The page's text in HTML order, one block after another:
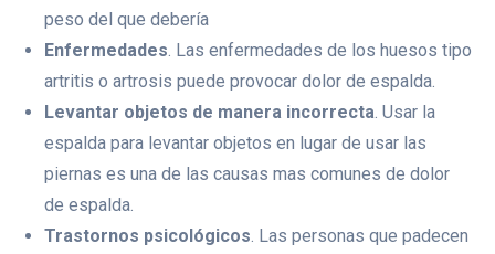
peso del que debería
Enfermedades. Las enfermedades de los huesos tipo
artritis o artrosis puede provocar dolor de espalda.
Levantar objetos de manera incorrecta. Usar la
espalda para levantar objetos en lugar de usar las
piernas es una de las causas mas comunes de dolor
de espalda.
Trastornos psicológicos. Las personas que padecen